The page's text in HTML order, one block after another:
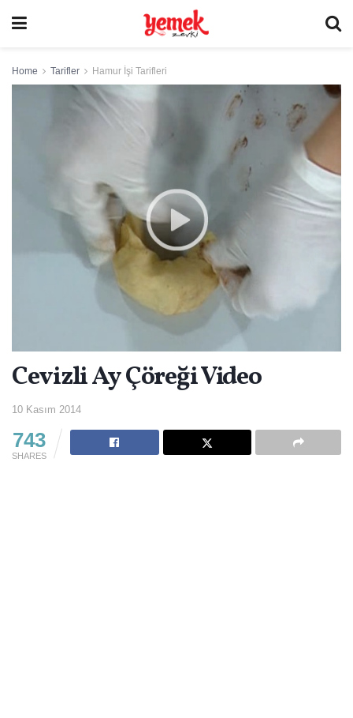
Home Tarifler Hamur İşi Tarifleri
Cevizli Ay Çöreği Video
10 Kasım 2014
743
SHARES